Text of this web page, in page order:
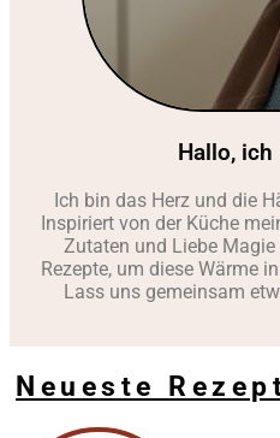
Hallo, ich
Ich bin das Herz und die
Inspiriert von der Küche
Zutaten und Liebe
Rezepte, um diese Wärme
Lass uns gemeinsam
Neueste